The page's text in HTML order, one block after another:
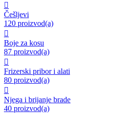

Češljevi
120 proizvod(a)

Boje za kosu
87 proizvod(a)

Frizerski pribor i alati
80 proizvod(a)

Njega i brijanje brade
40 proizvod(a)